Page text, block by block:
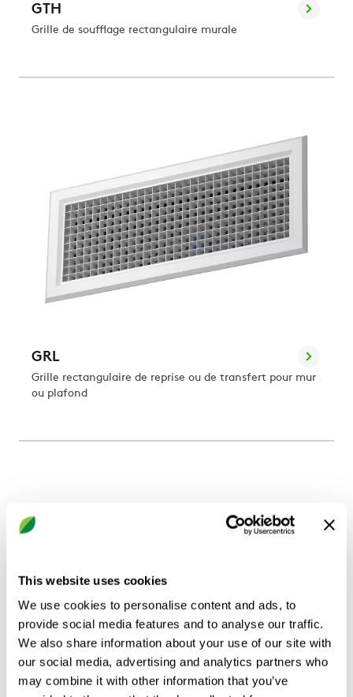
This website uses cookies
We use cookies to personalise content and ads, to
provide social media features and to analyse our traffic.
We also share information about your use of our site with
our social media, advertising and analytics partners who
may combine it with other information that you’ve
GTH
Grille de soufflage rectangulaire murale
GRL
Grille rectangulaire de reprise ou de transfert pour mur
ou plafond